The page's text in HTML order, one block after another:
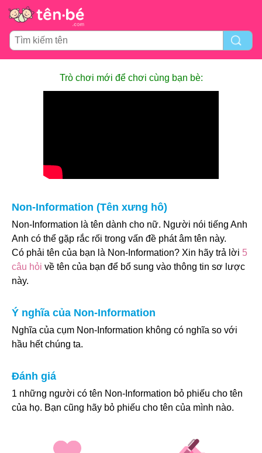
Trò chơi mới để chơi cùng bạn bè:
Non-Information (Tên xưng hô)
Non-Information là tên dành cho nữ. Người nói tiếng Anh
Anh có thể gặp rắc rối trong vấn đề phát âm tên này.
Có phải tên của bạn là Non-Information? Xin hãy trả lời 5
câu hỏi về tên của bạn để bổ sung vào thông tin sơ lược
này.
Ý nghĩa của Non-Information
Nghĩa của cụm Non-Information không có nghĩa so với
hầu hết chúng ta.
Đánh giá
1 những người có tên Non-Information bỏ phiếu cho tên
của họ. Bạn cũng hãy bỏ phiếu cho tên của mình nào.